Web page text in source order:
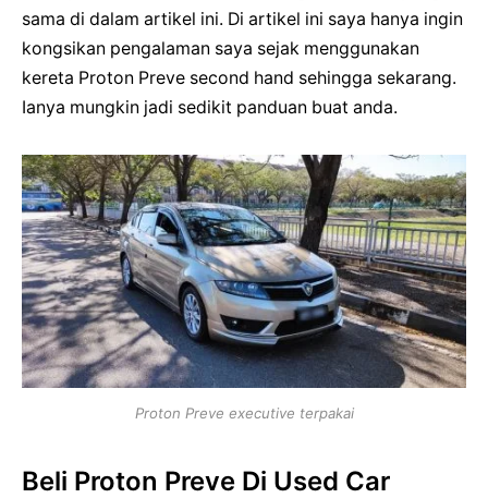
sama di dalam artikel ini. Di artikel ini saya hanya ingin
kongsikan pengalaman saya sejak menggunakan
kereta Proton Preve second hand sehingga sekarang.
Ianya mungkin jadi sedikit panduan buat anda.
Proton Preve executive terpakai
Beli Proton Preve Di Used Car